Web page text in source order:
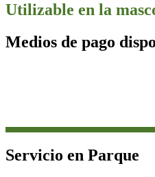
Utilizable en la
Medios de pago
Servicio en Parque